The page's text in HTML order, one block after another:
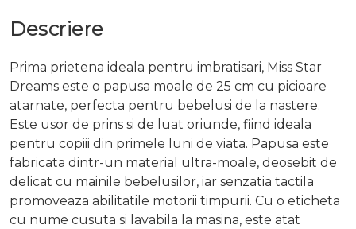
Descriere
Prima prietena ideala pentru imbratisari, Miss Star
Dreams este o papusa moale de 25 cm cu picioare
atarnate, perfecta pentru bebelusi de la nastere.
Este usor de prins si de luat oriunde, fiind ideala
pentru copiii din primele luni de viata. Papusa este
fabricata dintr-un material ultra-moale, deosebit de
delicat cu mainile bebelusilor, iar senzatia tactila
promoveaza abilitatile motorii timpurii. Cu o eticheta
cu nume cusuta si lavabila la masina, este atat